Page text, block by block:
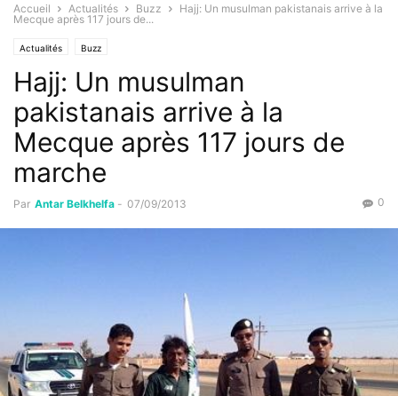
Accueil Actualités Buzz
Hajj: Un musulman pakistanais arrive à la
Mecque après 117 jours de...
Actualités Buzz
Hajj: Un musulman
pakistanais arrive à la
Mecque après 117 jours de
marche
Par Antar Belkhelfa - 07/09/2013 0